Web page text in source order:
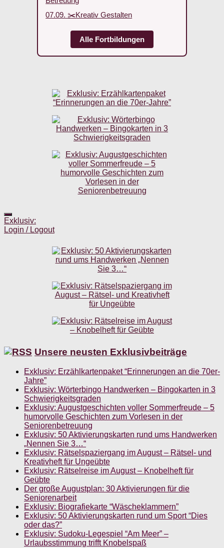
07.09. ✂️Kreativ Gestalten
Alle Fortbildungen
Exklusiv:
Login / Logout
Unsere neusten Exklusivbeiträge
Exklusiv: Erzählkartenpaket “Erinnerungen an die 70er-
Jahre”
Exklusiv: Wörterbingo Handwerken – Bingokarten in 3
Schwierigkeitsgraden
Exklusiv: Augustgeschichten voller Sommerfreude – 5
humorvolle Geschichten zum Vorlesen in der
Seniorenbetreuung
Exklusiv: 50 Aktivierungskarten rund ums Handwerken
„Nennen Sie 3…“
Exklusiv: Rätselspaziergang im August – Rätsel- und
Kreativheft für Ungeübte
Exklusiv: Rätselreise im August – Knobelheft für
Geübte
Der große Augustplan: 30 Aktivierungen für die
Seniorenarbeit
Exklusiv: Biografiekarte “Wäscheklammern”
Exklusiv: 50 Aktivierungskarten rund um Sport “Dies
oder das?”
Exklusiv: Sudoku-Legespiel “Am Meer” –
Urlaubsstimmung trifft Knobelspaß